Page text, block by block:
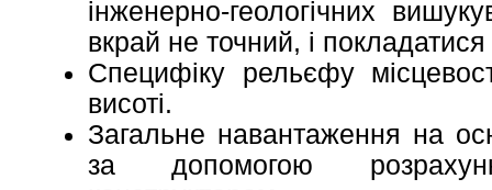
інженерно-геологічних
вкрай не точний, і
Специфіку рельєфу
висоті.
Загальне навантаження на
за допомогою